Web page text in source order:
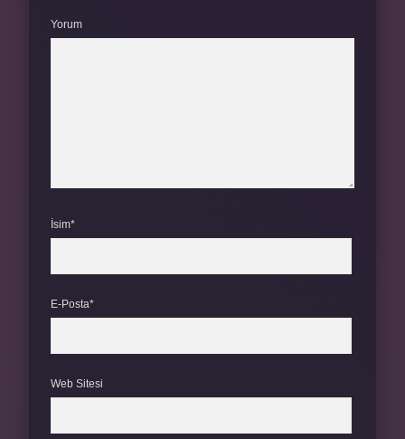
Yorum
İsim*
E-Posta*
Web Sitesi